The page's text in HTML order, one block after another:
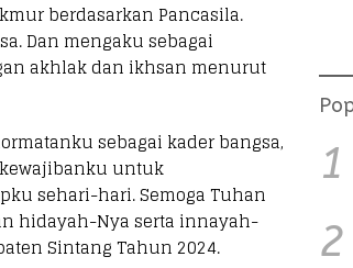
berdasarkan Pancasila.
Dan mengaku sebagai
akhlak dan ikhsan menurut
sebagai kader bangsa,
untuk
sehari-hari. Semoga Tuhan
hidayah-Nya serta innayah-
Sintang Tahun 2024.
1
2